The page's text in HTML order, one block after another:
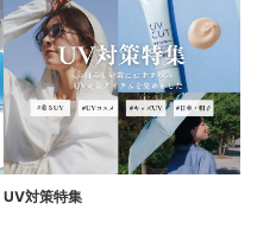
UV対策特集